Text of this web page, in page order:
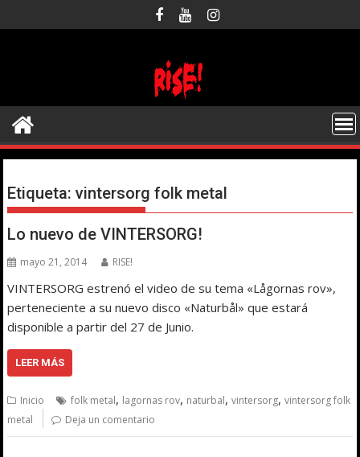
al
Etiqueta:vintersorg folk metal
Lo nuevo de VINTERSORG!
mayo 21, 2014 RISE!
VINTERSORG estrenó el video de su tema «Lågornas rov»,
perteneciente a su nuevo disco «Naturbål» que estará
disponible a partir del 27 de Junio.
LEER MÁS
Inicio folk metal, lagornas rov, naturbal,vintersorg,vintersorg folk
metal
Deja un comentario